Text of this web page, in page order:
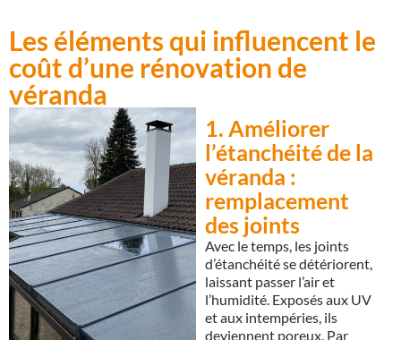
Les éléments qui influencent le
coût d’une rénovation de
véranda
1. Améliorer
l’étanchéité de la
véranda :
remplacement
des joints
Avec le temps, les joints
d’étanchéité se détériorent,
laissant passer l’air et
l’humidité. Exposés aux UV
et aux intempéries, ils
deviennent poreux. Par